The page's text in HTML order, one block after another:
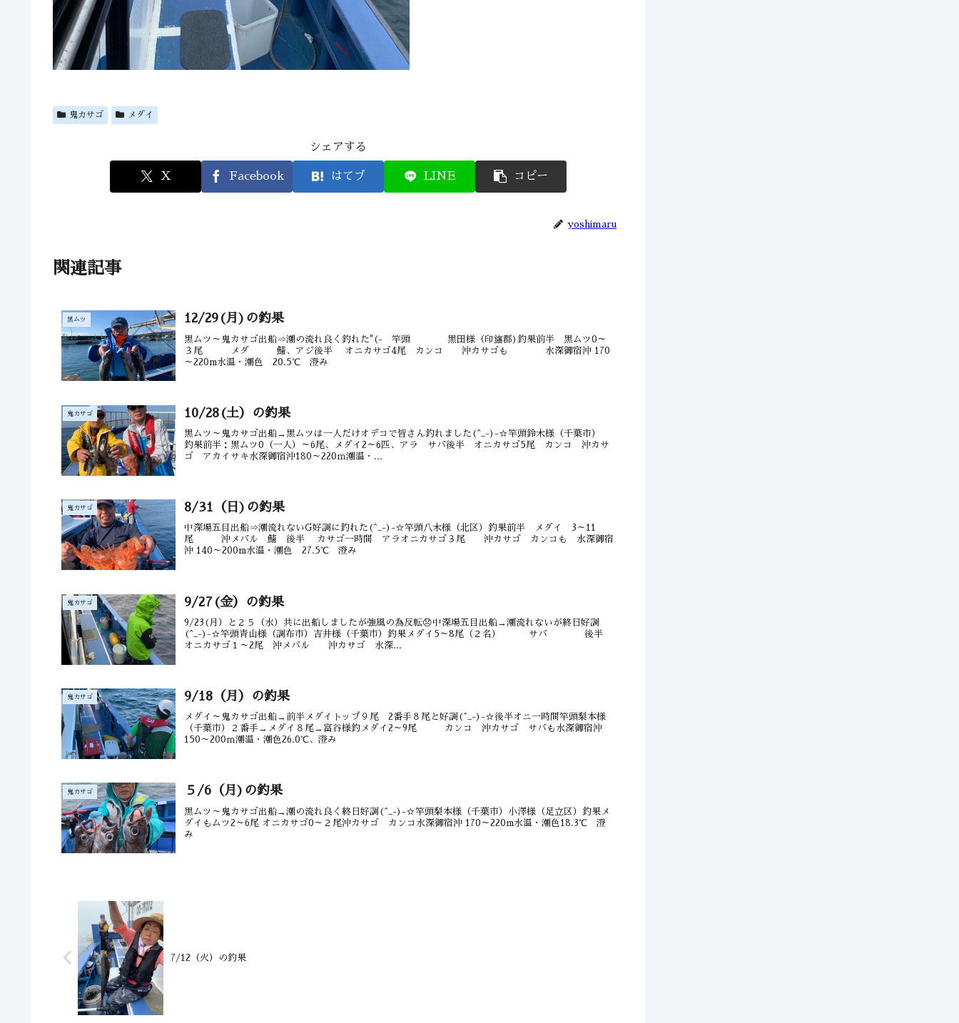
鬼カサゴ メダイ
シェアする
X Facebook はてブ LINE コピー
yoshimaru
関連記事
黒ムツ 12/29(月)の釣果
黒ムツ～鬼カサゴ出船⇒潮の流れ良く釣れた"(- 竿頭 黒田様（印旛郡)釣果前半 黒ムツ0～
３尾 メダ 鯖、アジ後半 オニカサゴ4尾 カンコ 沖カサゴも 水深御宿沖 170
～220m水温・潮色 20.5℃ 澄み
鬼カサゴ 10/28(土）の釣果
黒ムツ～鬼カサゴ出船→黒ムツは一人だけオデコで皆さん釣れました(^_-)-☆竿頭鈴木様（千葉市）
釣果前半：黒ムツ0（一人）～6尾、メダイ2～6匹、アラ サバ後半 オニカサゴ5尾 カンコ 沖カサ
ゴ アカイサキ水深御宿沖180～220ｍ潮温・...
鬼カサゴ 8/31（日)の釣果
中深場五目出船⇒潮流れないG好調に釣れた(^_-)-☆竿頭八木様（北区）釣果前半 メダイ 3～11
尾 沖メバル 鯖 後半 カサゴ一時間 アラオニカサゴ３尾 沖カサゴ カンコも 水深御宿
沖 140～200m水温・潮色 27.5℃ 澄み
鬼カサゴ 9/27(金）の釣果
9/23(月）と２５（水）共に出船しましたが強風の為反転😞中深場五目出船→潮流れないが終日好調
(^_-)-☆竿頭青山様（調布市）吉井様（千葉市）釣果メダイ5～8尾（２名） サバ 後半
オニカサゴ１～2尾 沖メバル 沖カサゴ 水深...
鬼カサゴ 9/18（月）の釣果
メダイ～鬼カサゴ出船→前半メダイトップ９尾 2番手８尾と好調(^_-)-☆後半オニ一時間竿頭梨本様
（千葉市）２番手→メダイ８尾→富谷様釣メダイ2～9尾 カンコ 沖カサゴ サバも水深御宿沖
150～200ｍ潮温・潮色26.0℃、澄み
鬼カサゴ ５/6（月)の釣果
黒ムツ～鬼カサゴ出船→潮の流れ良く終日好調(^_-)-☆竿頭梨本様（千葉市）小澤様（足立区）釣果メ
ダイもムツ2～6尾 オニカサゴ0～２尾沖カサゴ カンコ水深御宿沖 170～220m水温・潮色18.3℃ 澄
み
7/12（火）の釣果